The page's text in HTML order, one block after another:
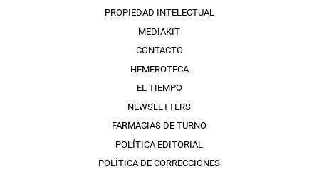
PROPIEDAD INTELECTUAL
MEDIAKIT
CONTACTO
HEMEROTECA
EL TIEMPO
NEWSLETTERS
FARMACIAS DE TURNO
POLÍTICA EDITORIAL
POLÍTICA DE CORRECCIONES